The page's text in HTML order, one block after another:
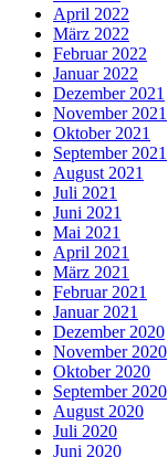
April 2022
März 2022
Februar 2022
Januar 2022
Dezember 2021
November 2021
Oktober 2021
September 2021
August 2021
Juli 2021
Juni 2021
Mai 2021
April 2021
März 2021
Februar 2021
Januar 2021
Dezember 2020
November 2020
Oktober 2020
September 2020
August 2020
Juli 2020
Juni 2020